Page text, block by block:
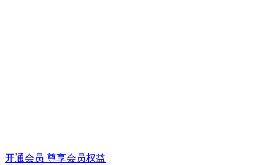
开通会员 尊享会员权益